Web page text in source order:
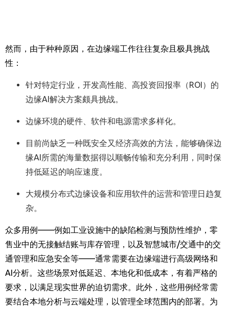
然而，由于种种原因，在边缘端工作往往复杂且极具挑战
性：
针对特定行业，开发高性能、高投资回报率（ROI）的
边缘AI解决方案颇具挑战。
边缘环境的硬件、软件和电源需求多样化。
目前尚缺乏一种既安全又经济高效的方法，能够确保边
缘AI所需的海量数据得以顺畅传输和充分利用，同时保
持低延迟的响应速度。
大规模分布式边缘设备和应用软件的运营和管理日趋复
杂。
众多用例——例如工业设施中的缺陷检测与预防性维护，零
售业中的无接触结账与库存管理，以及智慧城市/交通中的交
通管理和应急安全等——通常需要在边缘端进行高级网络和
AI分析。这些场景对低延迟、本地化和低成本，有着严格的
要求，以满足现实世界的迫切需求。此外，这些用例经常需
要结合本地分析与云端处理，以管理全球范围内的部署。为